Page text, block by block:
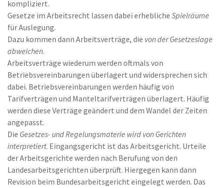
kompliziert.
Gesetze im Arbeitsrecht lassen dabei erhebliche Spielräume
für Auslegung.
Dazu kommen dann Arbeitsverträge, die von der Gesetzeslage
abweichen.
Arbeitsverträge wiederum werden oftmals von
Betriebsvereinbarungen überlagert und widersprechen sich
dabei. Betriebsvereinbarungen werden häufig von
Tarifverträgen und Manteltarifverträgen überlagert. Häufig
werden diese Verträge geändert und dem Wandel der Zeiten
angepasst.
Die Gesetzes- und Regelungsmaterie wird von Gerichten
interpretiert. Eingangsgericht ist das Arbeitsgericht. Urteile
der Arbeitsgerichte werden nach Berufung von den
Landesarbeitsgerichten überprüft. Hiergegen kann dann
Revision beim Bundesarbeitsgericht eingelegt werden. Das